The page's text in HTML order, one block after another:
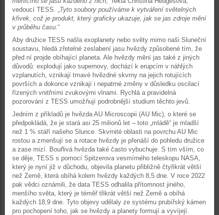
vedoucí TESS. „Tyto soubory používáme k vytváření světelných
křivek, což je produkt, který graficky ukazuje, jak se jas zdroje mění
v průběhu času.“
Aby družice TESS našla exoplanety nebo světy mimo naši Sluneční
soustavu, hledá zřetelné zeslabení jasu hvězdy způsobené tím, že
před ní projde obíhající planeta. Ale hvězdy mění jas také z jiných
důvodů: explodují jako supernovy, dochází k erupcím v náhlých
vzplanutích, vznikají tmavé hvězdné skvrny na jejich rotujících
površích a dokonce vznikají i nepatrné změny v důsledku oscilací
řízených vnitřními zvukovými vlnami. Rychlá a pravidelná
pozorování z TESS umožňují podrobnější studium těchto jevů.
Jedním z příkladů je hvězda AU Microscopii (AU Mic), o které se
předpokládá, že je stará asi 25 milionů let – toto „mládě“ je mladší
než 1 % stáří našeho Slunce. Skvrnité oblasti na povrchu AU Mic
rostou a zmenšují se a rotace hvězdy je přenáší do pohledu družice
a zase mizí. Bouřlivá hvězda také často vybuchuje. S tím vším, co
se děje, TESS s pomocí Spitzerova vesmírného teleskopu NASA,
který je nyní již v důchodu, objevila planetu přibližně čtyřikrát větší
než Země, která obíhá kolem hvězdy každých 8,5 dne. V roce 2022
pak vědci oznámili, že data TESS odhalila přítomnost jiného,
menšího světa, který je téměř třikrát větší než Země a obíhá
každých 18,9 dne. Tyto objevy udělaly ze systému prubířský kámen
pro pochopení toho, jak se hvězdy a planety formují a vyvíjejí.